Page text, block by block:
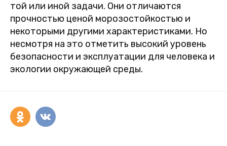
той или иной задачи. Они отличаются
прочностью ценой морозостойкостью и
некоторыми другими характеристиками. Но
несмотря на это отметить высокий уровень
безопасности и эксплуатации для человека и
экологии окружающей среды.